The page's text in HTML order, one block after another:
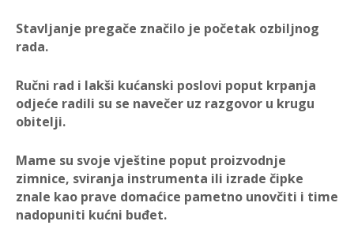
Stavljanje pregače značilo je početak ozbiljnog
rada.
Ručni rad i lakši kućanski poslovi poput krpanja
odjeće radili su se navečer uz razgovor u krugu
obitelji.
Mame su svoje vještine poput proizvodnje
zimnice, sviranja instrumenta ili izrade čipke
znale kao prave domaćice pametno unovčiti i time
nadopuniti kućni buđet.